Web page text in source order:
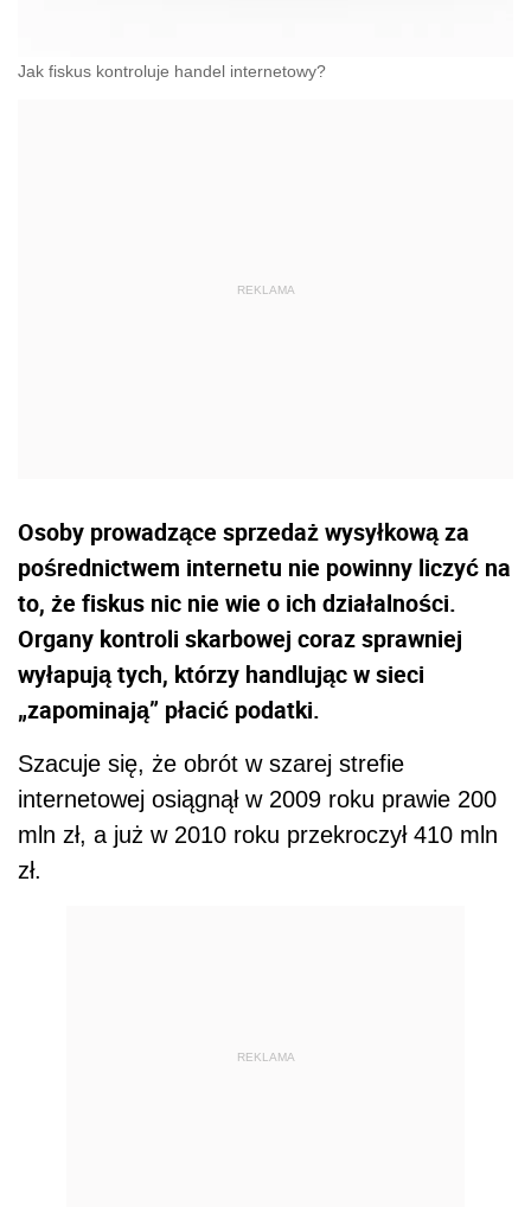
Jak fiskus kontroluje handel internetowy?
Osoby prowadzące sprzedaż wysyłkową za
pośrednictwem internetu nie powinny liczyć na
to, że fiskus nic nie wie o ich działalności.
Organy kontroli skarbowej coraz sprawniej
wyłapują tych, którzy handlując w sieci
„zapominają” płacić podatki.
Szacuje się, że obrót w szarej strefie
internetowej osiągnął w 2009 roku prawie 200
mln zł, a już w 2010 roku przekroczył 410 mln
zł.
REKLAMA